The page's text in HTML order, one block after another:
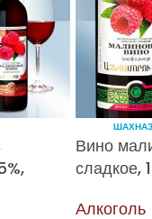
Вино
сладкое,
Алкоголь